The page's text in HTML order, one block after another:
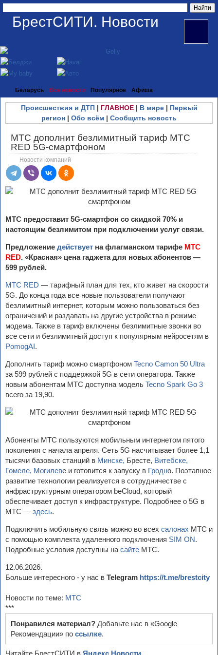
БрестСИТИ. Новости
Беларусь Все новости Популярное Афиша
Происшествия и ДТП| ГЛАВНОЕ| В мире| Первый
регион | Обо всём | Сообщить новость
МТС дополнит безлимитный тариф МТС
RED 5G-смартфоном
Новости компаний
МТС предоставит 5G-смартфон со скидкой 70% и
настоящим безлимитом при подключении услуг связи.
Предложение действует на флагманском тарифе МТС
RED. «Красная» цена гаджета для новых абонентов —
599 рублей.
МТС RED — тарифный план для тех, кто живет на скорости
5G. До конца года все новые пользователи получают
безлимитный интернет, которым можно пользоваться без
ограничений и раздавать на другие устройства в режиме
модема. Также в тариф включены безлимитные звонки во
все сети и безлимитный доступ к популярным нейросетям в
PomogAI.
Дополнить тариф можно смартфоном Tecno Camon 50 Ultra
за 599 рублей с поддержкой 5G в сети оператора. Также
новым абонентам МТС доступна модель Tecno Spark Go 3
всего за 19,90.
Абоненты МТС пользуются мобильным интернетом пятого
поколения с начала апреля. Сеть 5G насчитывает более 1,1
тысячи базовых станций в Минске, Бресте, Витебске,
Гомеле, Могилеве и готовится к запуску в Гродно. Поэтапное
развитие технологии реализуется в сотрудничестве с
инфраструктурным оператором beCloud, который
обеспечивает доступ к инфраструктуре. Подробнее о 5G в
МТС — здесь.
Подключить мобильную связь можно во всех салонах МТС и
с помощью комплекта удаленного подключения SIM ON.
Подробные условия доступны на сайте МТС.
12.06.2026.
Больше интересного - у нас в Telegram https://t.me/brestcity
Новости по теме: МТС
***
Понравился материал? Добавьте нас в «Google
Рекомендации» по ссылке.
Читайте БрестСИТИ в Яндекс.Новости